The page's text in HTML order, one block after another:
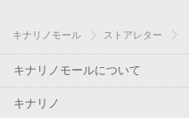
キナリノモール ストアレター
キナリノモールについて
キナリノ